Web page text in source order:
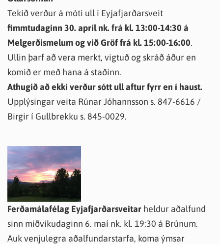
Tekið verður á móti ull í Eyjafjarðarsveit
fimmtudaginn 30. apríl nk. frá kl. 13:00-14:30 á
Melgerðismelum og við Gröf frá kl. 15:00-16:00.
Ullin þarf að vera merkt, vigtuð og skráð áður en
komið er með hana á staðinn.
Athugið að ekki verður sótt ull aftur fyrr en í haust.
Upplýsingar veita Rúnar Jóhannsson s. 847-6616 /
Birgir í Gullbrekku s. 845-0029.
Ferðamálafélag Eyjafjarðarsveitar heldur aðalfund
sinn miðvikudaginn 6. maí nk. kl. 19:30 á Brúnum.
Auk venjulegra aðalfundarstarfa, koma ýmsar